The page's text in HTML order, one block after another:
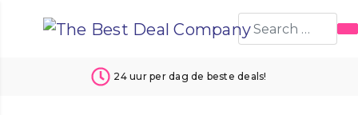
24 uur per dag de beste deals!